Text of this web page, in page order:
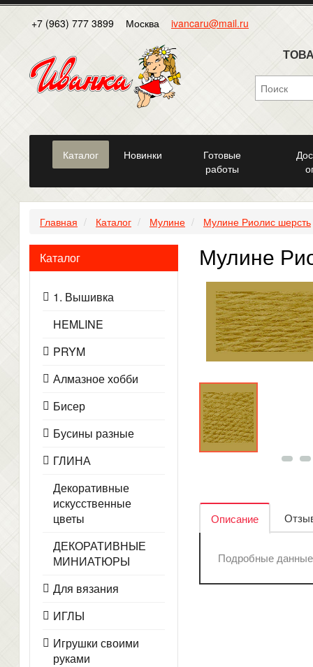
+7 (963) 777 3899 Москва ivancaru@mail.ru
Каталог Новинки
Готовые
работы
Главная Каталог Мулине Мулине Риолис шерсть
Каталог
1. Вышивка
HEMLINE
PRYM
Алмазное хобби
Бисер
Бусины разные
ГЛИНА
Декоративные
искусственные
цветы
ДЕКОРАТИВНЫЕ
МИНИАТЮРЫ
Для вязания
ИГЛЫ
Игрушки своими
руками
Мулине
Описание
Подробные данные